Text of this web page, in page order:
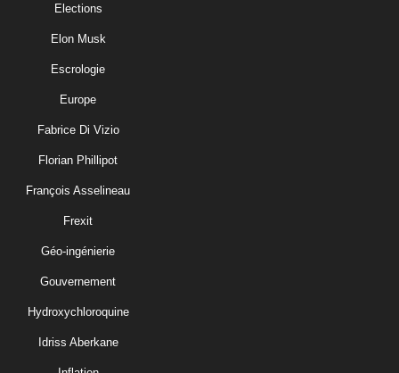
Elections
Elon Musk
Escrologie
Europe
Fabrice Di Vizio
Florian Phillipot
François Asselineau
Frexit
Géo-ingénierie
Gouvernement
Hydroxychloroquine
Idriss Aberkane